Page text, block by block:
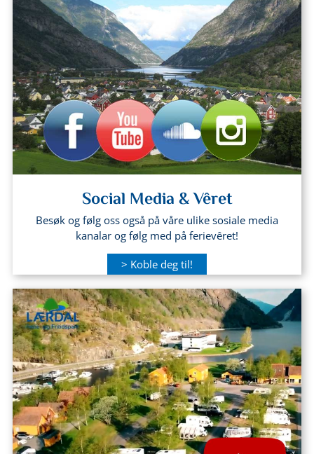
Social Media & Vêret
Besøk og følg oss også på våre ulike sosiale media
kanalar og følg med på ferievêret!
> Koble deg til!